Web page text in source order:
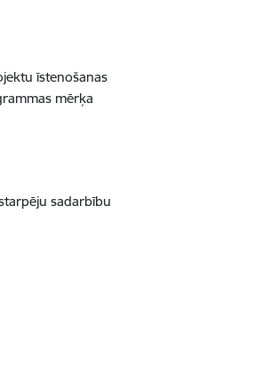
īstenošanas
mērķa
sadarbību